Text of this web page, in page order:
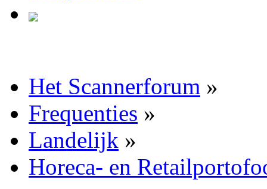
Het Scannerforum »
Frequenties »
Landelijk »
Horeca- en